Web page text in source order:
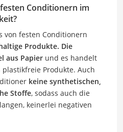
Conditionern im
von festen Conditionern
Produkte. Die
aus Papier und es handelt
Produkte. Auch
keine synthetischen,
Stoffe, sodass auch die
keinerlei negativen